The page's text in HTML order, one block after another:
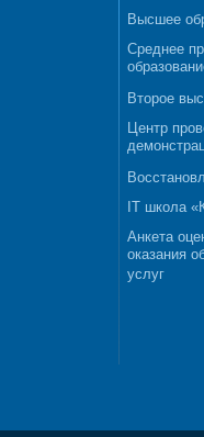
Высшее
Среднее
Второе
Центр
IT школа
Анкета
оказания
услуг